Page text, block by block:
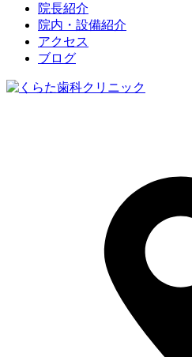
院長紹介
院内・設備紹介
アクセス
ブログ